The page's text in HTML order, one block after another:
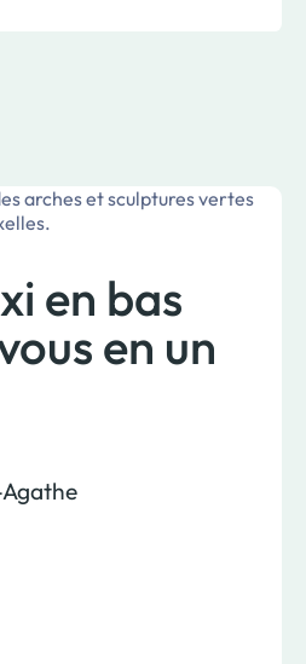
en bas
en un